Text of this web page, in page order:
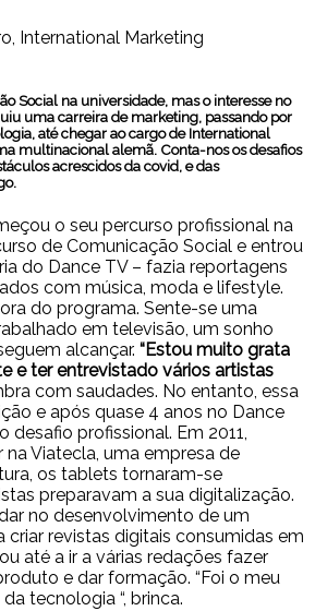
International Marketing
Social na universidade, mas o interesse no
uma carreira de marketing, passando por
até chegar ao cargo de International
multinacional alemã. Conta-nos os desafios
acrescidos da covid, e das
o seu percurso profissional na
de Comunicação Social e entrou
do Dance TV – fazia reportagens
com música, moda e lifestyle.
do programa. Sente-se uma
em televisão, um sonho
alcançar. “Estou muito grata
e ter entrevistado vários artistas
com saudades. No entanto, essa
e após quase 4 anos no Dance
desafio profissional. Em 2011,
Viatecla, uma empresa de
os tablets tornaram-se
preparavam a sua digitalização.
no desenvolvimento de um
revistas digitais consumidas em
até a ir a várias redações fazer
e dar formação. “Foi o meu
tecnologia “, brinca.